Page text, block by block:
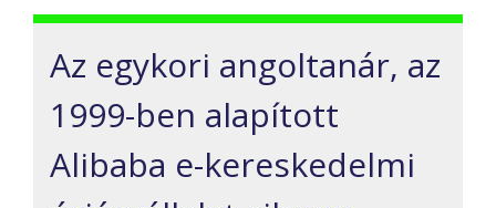
Az egykori angoltanár, az
1999-ben alapított
Alibaba e-kereskedelmi